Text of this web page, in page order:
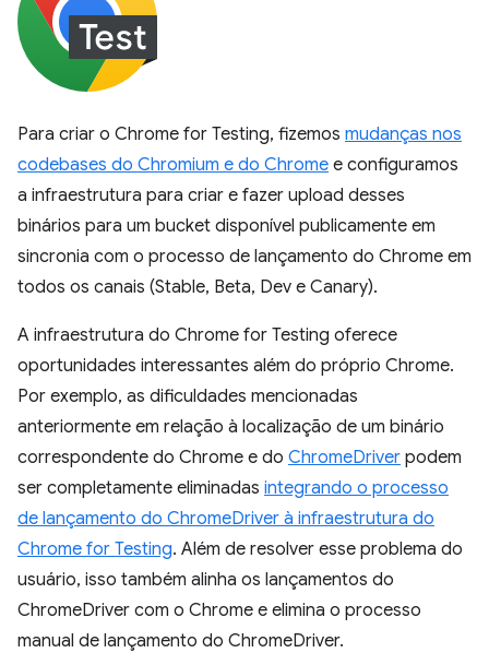
Para criar o Chrome for Testing, fizemos mudanças nos
codebases do Chromium e do Chrome e configuramos
a infraestrutura para criar e fazer upload desses
binários para um bucket disponível publicamente em
sincronia com o processo de lançamento do Chrome em
todos os canais (Stable, Beta, Dev e Canary).
A infraestrutura do Chrome for Testing oferece
oportunidades interessantes além do próprio Chrome.
Por exemplo, as dificuldades mencionadas
anteriormente em relação à localização de um binário
correspondente do Chrome e do ChromeDriver podem
ser completamente eliminadas integrando o processo
de lançamento do ChromeDriver à infraestrutura do
Chrome for Testing. Além de resolver esse problema do
usuário, isso também alinha os lançamentos do
ChromeDriver com o Chrome e elimina o processo
manual de lançamento do ChromeDriver.